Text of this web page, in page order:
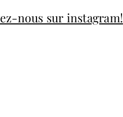
nous sur instagram!